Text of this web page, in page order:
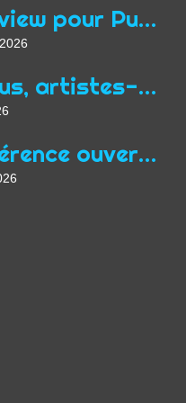
Interview pour Purple Hour à propos du programme Focus Queer de Midpoint
« Nous, artistes-auteurs, exigeons une nouvelle “loi Jean Zay” adaptée aux conditions actuelles de l’exercice de nos professions »
Conférence ouverte au public à Prague en mars dans le cadre de Focus Qeer 2026